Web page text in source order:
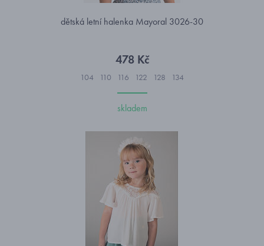
dětská letní halenka Mayoral 3026-30
478 Kč
104 110 116 122 128 134
skladem